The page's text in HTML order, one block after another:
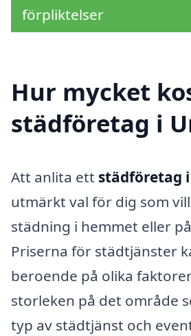
förpliktelser
Hur mycket
städföretag i
Att anlita ett städföretag
utmärkt val för dig som
städning i hemmet eller
Priserna för städtjänster
beroende på olika
storleken på det område
typ av städtjänst och